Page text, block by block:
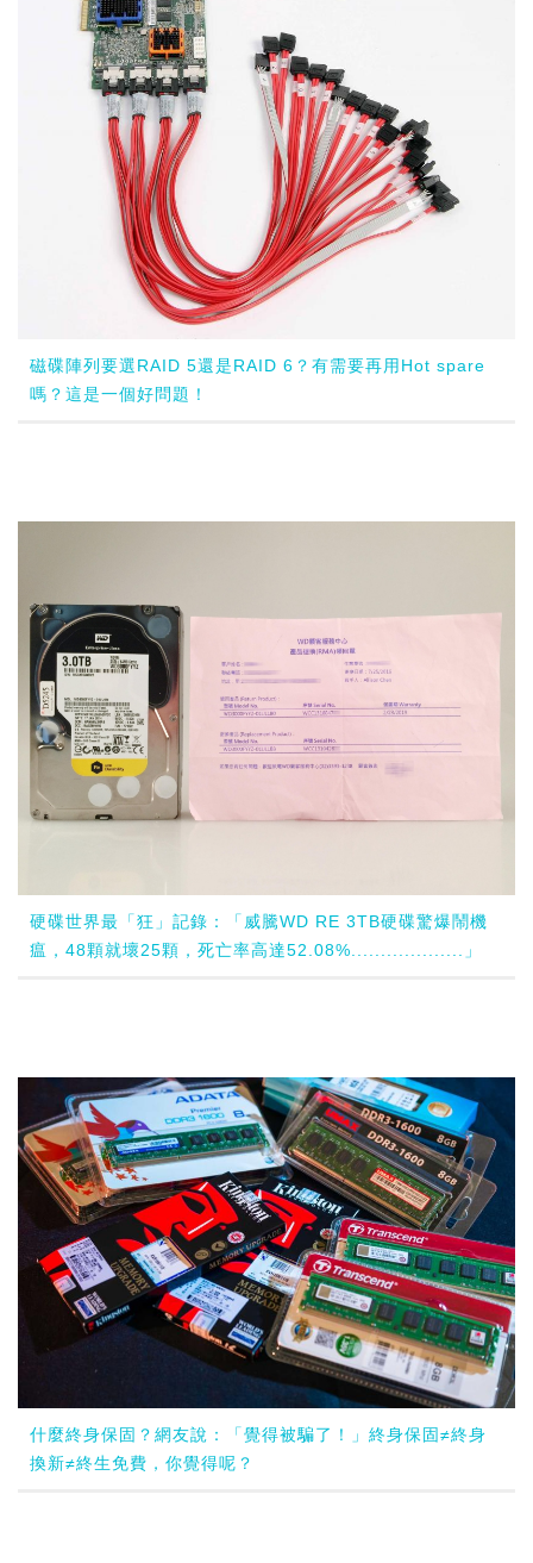
磁碟陣列要選RAID 5還是RAID 6？有需要再用Hot spare
嗎？這是一個好問題！
硬碟世界最「狂」記錄：「威騰WD RE 3TB硬碟驚爆鬧機
瘟，48顆就壞25顆，死亡率高達52.08%...................」
什麼終身保固？網友說：「覺得被騙了！」終身保固≠終身
換新≠終生免費，你覺得呢？